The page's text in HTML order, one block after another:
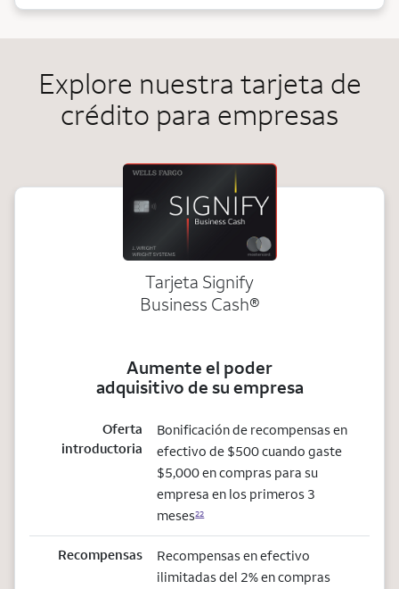
Explore nuestra tarjeta de
crédito para empresas
Tarjeta Signify
Business Cash®
Aumente el poder
adquisitivo de su empresa
Oferta
introductoria
Bonificación de recompensas en
efectivo de $500 cuando gaste
$5,000 en compras para su
empresa en los primeros 3
meses22
Recompensas
Recompensas en efectivo
ilimitadas del 2% en compras